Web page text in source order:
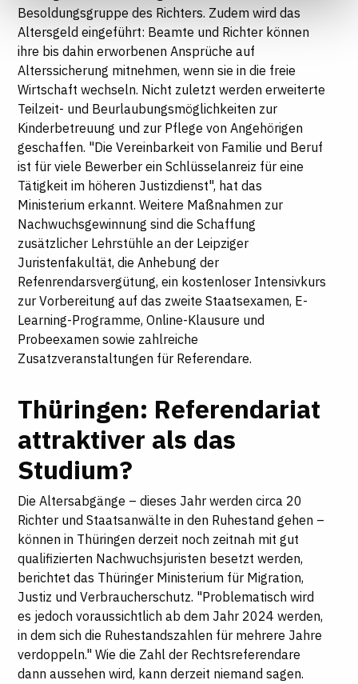
Informationen finden Sie in unseren
Datenschutzhinweisen
Besoldungsgruppe des Richters. Zudem wird das
Altersgeld eingeführt: Beamte und Richter können
ihre bis dahin erworbenen Ansprüche auf
Alterssicherung mitnehmen, wenn sie in die freie
Wirtschaft wechseln. Nicht zuletzt werden erweiterte
Teilzeit- und Beurlaubungsmöglichkeiten zur
Kinderbetreuung und zur Pflege von Angehörigen
geschaffen. "Die Vereinbarkeit von Familie und Beruf
ist für viele Bewerber ein Schlüsselanreiz für eine
Tätigkeit im höheren Justizdienst", hat das
Ministerium erkannt. Weitere Maßnahmen zur
Nachwuchsgewinnung sind die Schaffung
zusätzlicher Lehrstühle an der Leipziger
Juristenfakultät, die Anhebung der
Refenrendarsvergütung, ein kostenloser Intensivkurs
zur Vorbereitung auf das zweite Staatsexamen, E-
Learning-Programme, Online-Klausure und
Probeexamen sowie zahlreiche
Zusatzveranstaltungen für Referendare.
Thüringen: Referendariat
attraktiver als das
Studium?
Die Altersabgänge – dieses Jahr werden circa 20
Richter und Staatsanwälte in den Ruhestand gehen –
können in Thüringen derzeit noch zeitnah mit gut
qualifizierten Nachwuchsjuristen besetzt werden,
berichtet das Thüringer Ministerium für Migration,
Justiz und Verbraucherschutz. "Problematisch wird
es jedoch voraussichtlich ab dem Jahr 2024 werden,
in dem sich die Ruhestandszahlen für mehrere Jahre
verdoppeln." Wie die Zahl der Rechtsreferendare
dann aussehen wird, kann derzeit niemand sagen.